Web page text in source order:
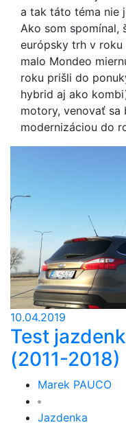
a tak táto téma nie
Ako som spomínal,
európsky trh v roku
malo Mondeo
roku prišli do
hybrid aj ako
motory, venovať sa
modernizáciou do
10.04.2019
Test
(2011-2018)
Marek PAUCO
Jazdenka